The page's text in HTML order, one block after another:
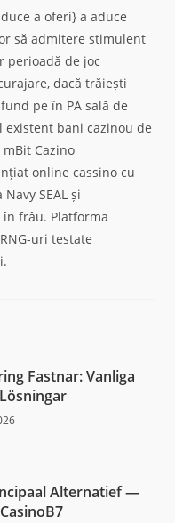
a oferi} a aduce
să admitere stimulent
perioadă de joc
dacă trăiești
pe în PA sală de
bani cazinou de
Cazino
online cassino cu
SEAL și
frâu. Platforma
uri testate
Fastnar: Vanliga
Alternatief —